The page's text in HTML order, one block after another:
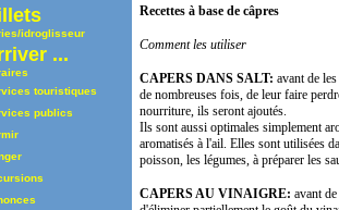
idroglisseur
...
touristiques
publics
Recettes à base de câpres
Comment les utiliser
CAPERS DANS SALT: avant de
de nombreuses fois, de leur faire
nourriture, ils seront ajoutés.
Ils sont aussi optimales simplement
aromatisés à l'ail. Elles sont utilisées
poisson, les légumes, à préparer les
CAPERS AU VINAIGRE: avant